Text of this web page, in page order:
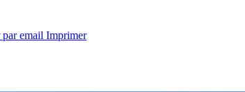
par email Imprimer